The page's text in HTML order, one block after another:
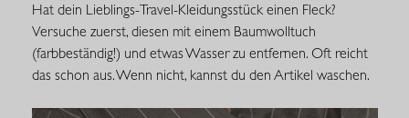
Hat dein Lieblings-Travel-Kleidungsstück einen Fleck?
Versuche zuerst, diesen mit einem Baumwolltuch
(farbbeständig!) und etwas Wasser zu entfernen. Oft reicht
das schon aus. Wenn nicht, kannst du den Artikel waschen.